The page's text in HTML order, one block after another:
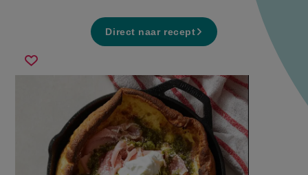
Direct naar recept
Sla
dutch
baby
mortadella